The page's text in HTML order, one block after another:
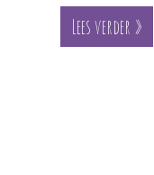
Lees verder »